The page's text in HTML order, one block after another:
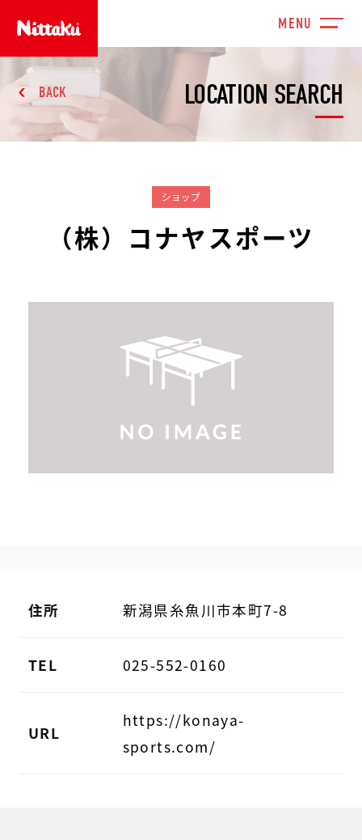
LOCATION SEARCH
BACK
ショップ
（株）コナヤスポーツ
住所 新潟県糸魚川市本町7-8
TEL 025-552-0160
URL
https://konaya-
sports.com/